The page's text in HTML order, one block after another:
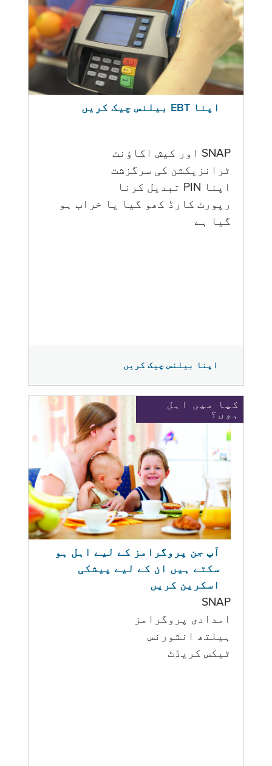
اپنا EBT بیلنس چیک کریں
SNAP اور کیش اکاؤنٹ
ٹرانزیکشن کی سرگزشت
اپنا PIN تبدیل کرنا
رپورٹ کارڈ کھو گیا یا خراب ہو
گيا ہے
اپنا بیلنس چیک کریں
کیا میں اہل
ہوں؟
آپ جن پروگرامز کے لیے اہل ہو
سکتے ہیں ان کے لیے پیشکی
اسکرین کریں
SNAP
امدادی پروگرامز
‏ہیلتھ انشورنس
ٹیکس کریڈٹ